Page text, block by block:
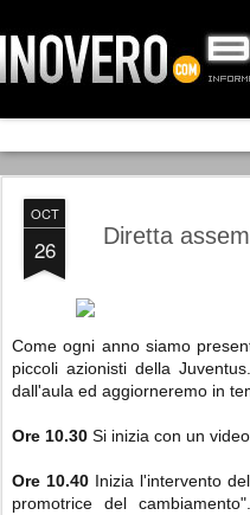
OCT
26 Diretta
Come ogni anno siamo
piccoli azionisti della
dall'aula ed aggiorneremo in
Ore 10.30 Si inizia con un
Ore 10.40 Inizia l'intervento
promotrice del